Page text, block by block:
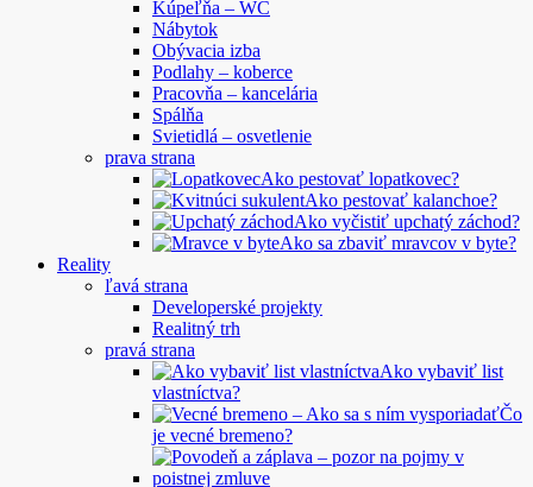
Kúpeľňa – WC
Nábytok
Obývacia izba
Podlahy – koberce
Pracovňa – kancelária
Spálňa
Svietidlá – osvetlenie
prava strana
Ako pestovať lopatkovec?
Ako pestovať kalanchoe?
Ako vyčistiť upchatý záchod?
Ako sa zbaviť mravcov v byte?
Reality
ľavá strana
Developerské projekty
Realitný trh
pravá strana
Ako vybaviť list
vlastníctva?
Čo
je vecné bremeno?